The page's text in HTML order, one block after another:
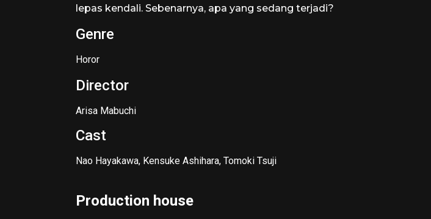
lepas kendali. Sebenarnya, apa yang sedang terjadi?
Genre
Horor
Director
Arisa Mabuchi
Cast
Nao Hayakawa, Kensuke Ashihara, Tomoki Tsuji
Production house